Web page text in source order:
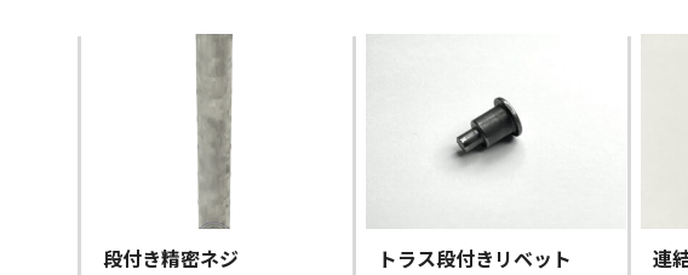
段付き精密ネジ トラス段付きリベット 連